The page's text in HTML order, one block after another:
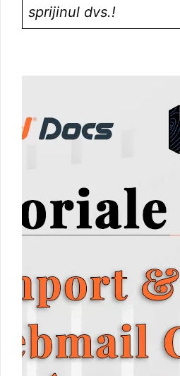
sprijinul dvs.!